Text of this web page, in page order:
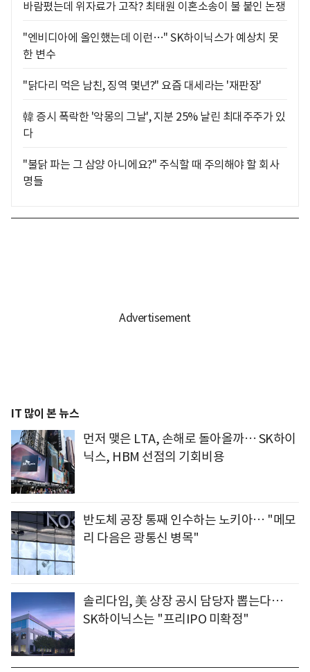
바람폈는데 위자료가 고작? 최태원 이혼소송이 불 붙인 논쟁
"엔비디아에 올인했는데 이런…" SK하이닉스가 예상치 못
한 변수
"닭다리 먹은 남친, 징역 몇년?" 요즘 대세라는 '재판장'
韓 증시 폭락한 '악몽의 그날', 지분 25% 날린 최대주주가 있
다
"불닭 파는 그 삼양 아니에요?" 주식할 때 주의해야 할 회사
명들
IT 많이 본 뉴스
먼저 맺은 LTA, 손해로 돌아올까… SK하이
닉스, HBM 선점의 기회비용
반도체 공장 통째 인수하는 노키아… "메모
리 다음은 광통신 병목"
솔리다임, 美 상장 공시 담당자 뽑는다…
SK하이닉스는 "프리IPO 미확정"